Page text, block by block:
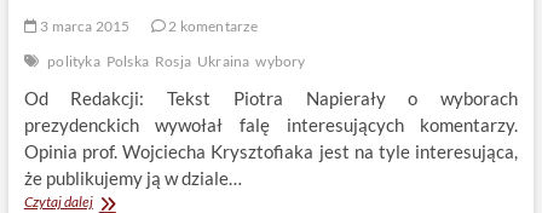
3 marca 2015
2 komentarze
polityka Polska Rosja Ukraina wybory
Od Redakcji: Tekst Piotra Napierały o wyborach
prezydenckich wywołał falę interesujących komentarzy.
Opinia prof. Wojciecha Krysztofiaka jest na tyle interesująca,
że publikujemy ją w dziale…
Czytaj dalejWybory